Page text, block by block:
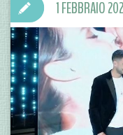
1 FEBBRAIO